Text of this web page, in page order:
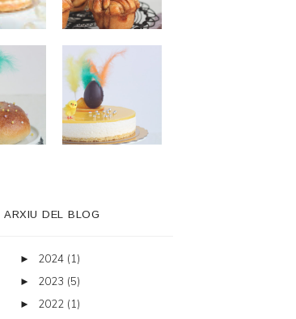
ARXIU DEL BLOG
► 2024 (1)
► 2023 (5)
► 2022 (1)